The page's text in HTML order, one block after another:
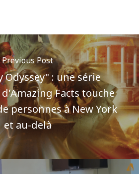
Previous Post
Odyssey" : une série
Facts touche
personnes à New York
et au-delà